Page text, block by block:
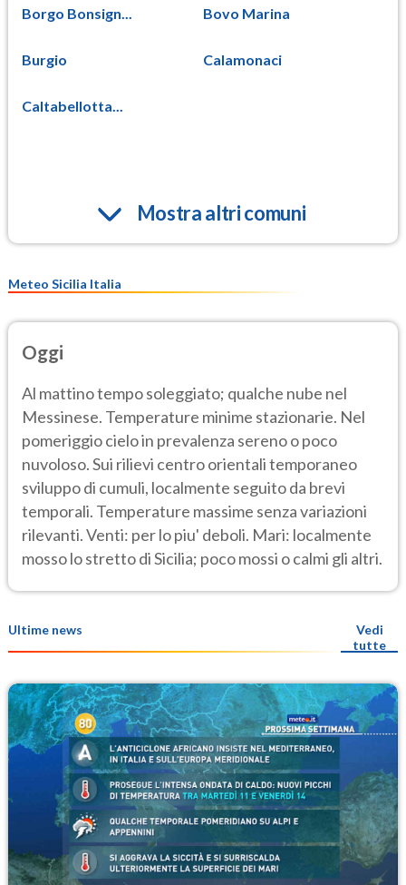
Borgo Bonsign... Bovo Marina
Burgio Calamonaci
Caltabellotta...
Mostra altri comuni
Meteo Sicilia Italia
Oggi
Al mattino tempo soleggiato; qualche nube nel
Messinese. Temperature minime stazionarie. Nel
pomeriggio cielo in prevalenza sereno o poco
nuvoloso. Sui rilievi centro orientali temporaneo
sviluppo di cumuli, localmente seguito da brevi
temporali. Temperature massime senza variazioni
rilevanti. Venti: per lo piu' deboli. Mari: localmente
mosso lo stretto di Sicilia; poco mossi o calmi gli altri.
Ultime news
Vedi
tutte